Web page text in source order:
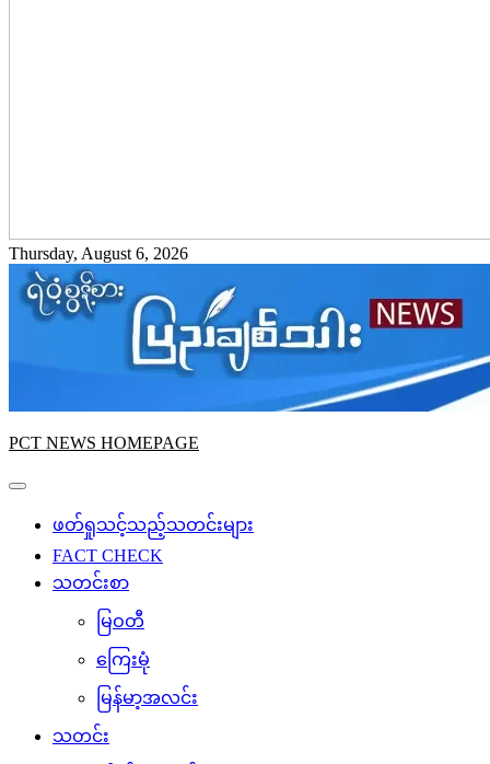
Thursday, August 6, 2026
PCT NEWS HOMEPAGE
ဖတ်ရှုသင့်သည့်သတင်းများ
FACT CHECK
သတင်းစာ
မြဝတီ
ကြေးမုံ
မြန်မာ့အလင်း
သတင်း